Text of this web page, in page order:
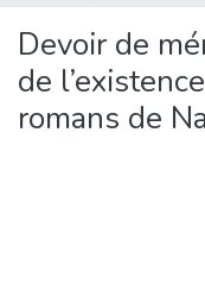
Devoir de
de
romans de